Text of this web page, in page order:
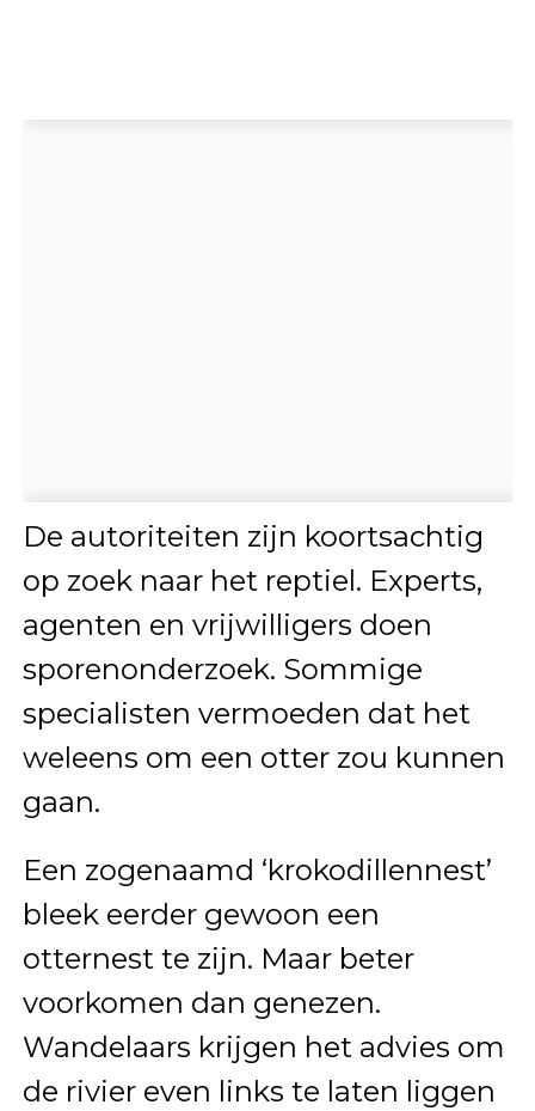
De autoriteiten zijn koortsachtig
op zoek naar het reptiel. Experts,
agenten en vrijwilligers doen
sporenonderzoek. Sommige
specialisten vermoeden dat het
weleens om een otter zou kunnen
gaan.
Een zogenaamd ‘krokodillennest’
bleek eerder gewoon een
otternest te zijn. Maar beter
voorkomen dan genezen.
Wandelaars krijgen het advies om
de rivier even links te laten liggen